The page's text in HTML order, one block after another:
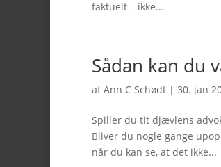
faktuelt – ikke...
Sådan kan du
afAnn C Schødt | 30. jan
Spiller du tit djævlens
Bliver du nogle gange
når du kan se, at det ikke...